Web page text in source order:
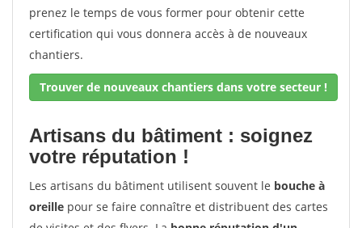
prenez le temps de vous former pour obtenir cette
certification qui vous donnera accès à de nouveaux
chantiers.
Trouver de nouveaux chantiers dans votre secteur !
Artisans du bâtiment : soignez
votre réputation !
Les artisans du bâtiment utilisent souvent le bouche à
oreille pour se faire connaître et distribuent des cartes